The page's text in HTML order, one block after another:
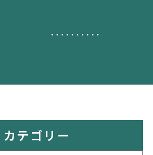
カテゴリー